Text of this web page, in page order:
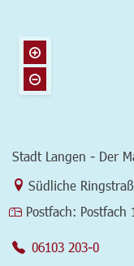
Stadt Langen - Der
Link zur Google-
Südliche
Postfach: Postfach
06103 203-0